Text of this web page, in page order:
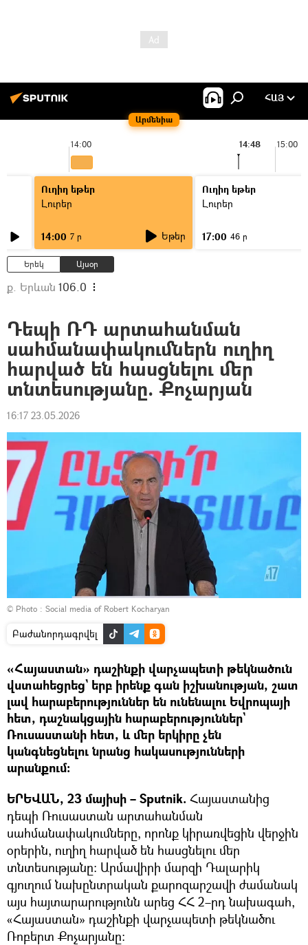
Արմենիա
ՀԱՅ
14:00 15:00
14:48
Ուղիղ եթեր
Լուրեր
14:00 7 ր Եթեր
Ուղիղ եթեր
Լուրեր
17:00 46 ր
Երեկ Այսօր
ք. Երևան 106.0
Դեպի ՌԴ արտահանման
սահմանափակումներն ուղիղ
հարված են հասցնելու մեր
տնտեսությանը. Քոչարյան
16:17 23.05.2026
© Photo : Social media of Robert Kocharyan
Բաժանորդագրվել
«Հայաստան» դաշինքի վարչապետի թեկնածուն
վստահեցրեց` երբ իրենք գան իշխանության, շատ
լավ հարաբերություններ են ունենալու Եվրոպայի
հետ, դաշնակցային հարաբերություններ`
Ռուսաստանի հետ, և մեր երկիրը չեն
կանգնեցնելու նրանց հակասությունների
արանքում։
ԵՐԵՎԱՆ, 23 մայիսի – Sputnik. Հայաստանից
դեպի Ռուսաստան արտահանման
սահմանափակումները, որոնք կիրառվեցին վերջին
օրերին, ուղիղ հարված են հասցնելու մեր
տնտեսությանը։ Արմավիրի մարզի Դալարիկ
գյուղում նախընտրական քարոզարշավի ժամանակ
այս հայտարարությունն արեց ՀՀ 2–րդ նախագահ,
«Հայաստան» դաշինքի վարչապետի թեկնածու
Ռոբերտ Քոչարյանը։